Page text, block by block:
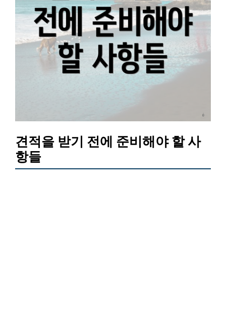
견적을 받기 전에 준비해야 할 사
항들